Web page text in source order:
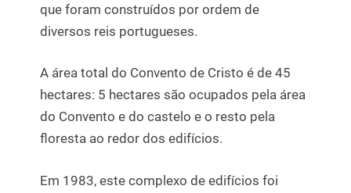
que foram construídos por ordem de
diversos reis portugueses.
A área total do Convento de Cristo é de 45
hectares: 5 hectares são ocupados pela área
do Convento e do castelo e o resto pela
floresta ao redor dos edifícios.
Em 1983, este complexo de edifícios foi